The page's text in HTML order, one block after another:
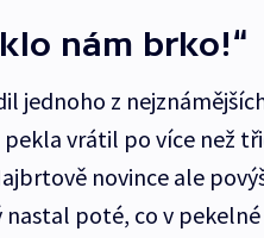
nám brko!“
jednoho z
vrátil po více než
novince ale
nastal poté, co v